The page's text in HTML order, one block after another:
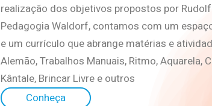
realização dos objetivos propostos por
Pedagogia Waldorf, contamos com um
e um currículo que abrange matérias e
Alemão, Trabalhos Manuais, Ritmo, Aquarela,
Kântale, Brincar Livre e outros
Conheça